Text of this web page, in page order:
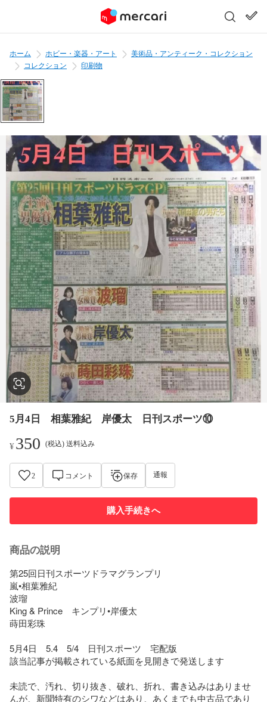
ホーム ホビー・楽器・アート
美術品・アンティーク・コレクション
コレクション
印刷物
5月4日 相葉雅紀 岸優太 日刊スポーツ⑩
¥350 (税込) 送料込み
2 コメント 保存 通報
購入手続きへ
商品の説明
第25回日刊スポーツドラマグランプリ
嵐•相葉雅紀
波瑠
King & Prince　キンプリ•岸優太
蒔田彩珠
5月4日　5.4　5/4　日刊スポーツ　宅配版
該当記事が掲載されている紙面を見開きで発送します
未読で、汚れ、切り抜き、破れ、折れ、書き込みはありませ
んが、新聞特有のシワなどはあり、あくまでも中古品であり